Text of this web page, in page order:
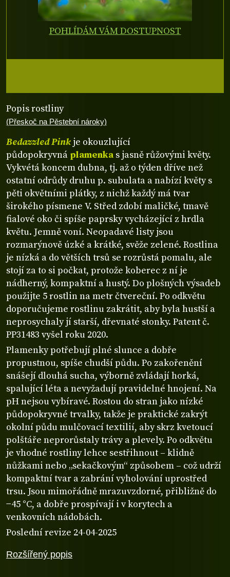
Rozšířený popis
Popis rostliny
(Přeskoč na Pěstební nároky)
Bedazzled Pink je okouzlující
půdopokryvná plamenka s jasně růžovými květy.
Vykvétá koncem dubna, tj. až o týden dříve než
ostatní odrůdy druhu p. subulata a nabízí květy s
pěti okvětními plátky, z nichž každý má tvar
širokého písmene V. Střed zdobí maličké, tmavě
fialové oko či spíše paprsky vycházející z hrdla
květu. Jemně voní. Neopadavé listy jsou
rozmarýnově úzké a krátké, svěže zelené. Rostlina
je nízká a do větších trsů se rozrůstá pomalu, ale
stojí za to si počkat, protože koberec z ní je
nádherný, kompaktní a hustý. Do plošných výsadeb
použijte 5 rostlin na metr čtvereční. Po odkvětu
doporučujeme rostlinu zakrátit, aby byla hustší a
neprosychaly jí starší, dřevnaté stonky. Patent č.
PP31483 vyšel roku 2020.
Plamenky potřebují plné slunce a dobře
propustnou, spíše chudší půdu. Po zakořenění
snášejí dlouhá sucha, výborně zvládají horká,
spalující léta a nevyžadují pravidelné hnojení. Na
pH nejsou vybíravé. Rostou do stran jako nízké
půdopokryvné trvalky, takže je praktické zakrýt
okolní půdu mulčovací textilií, aby skrz kvetoucí
polštáře neprorůstaly trávy a plevely. Po odkvětu
je vhodné rostliny lehce sestřihnout – klidně
nůžkami nebo „sekačkovým“ způsobem – což udrží
kompaktní tvar a zabrání vyholování uprostřed
trsu. Jsou mimořádně mrazuvzdorné, přibližně do
−45 °C, a dobře prospívají i v korytech a
venkovních nádobách.
Poslední revize 24-04-2025
POHLÍDÁM VÁM DOSTUPNOST